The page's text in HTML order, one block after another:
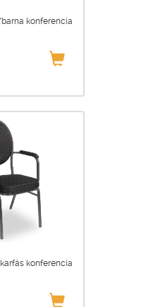
konferencia
konferencia